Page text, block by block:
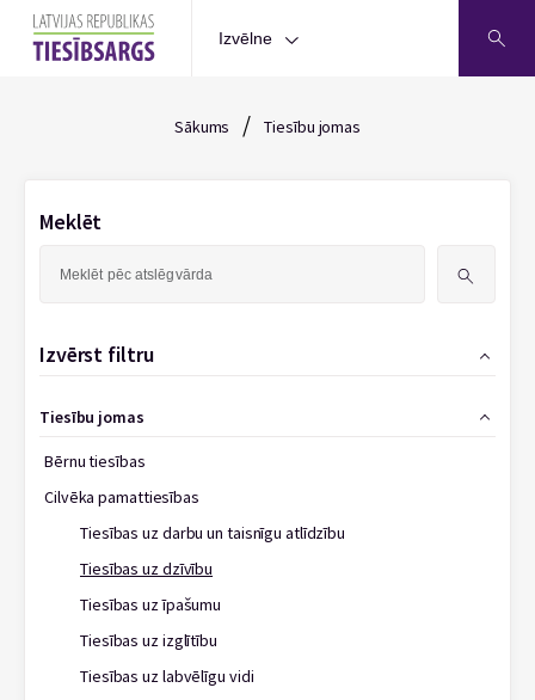
Izvēlne
Sākums / Tiesību jomas
Meklēt
Izvērst filtru
Tiesību jomas
Bērnu tiesības
Cilvēka pamattiesības
Tiesības uz darbu un taisnīgu atlīdzību
Tiesības uz dzīvību
Tiesības uz īpašumu
Tiesības uz izglītību
Tiesības uz labvēlīgu vidi